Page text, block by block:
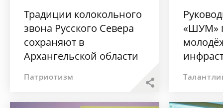
Традиции колокольного
звона Русского Севера
сохраняют в
Архангельской области
Патриотизм
«ШУМ»